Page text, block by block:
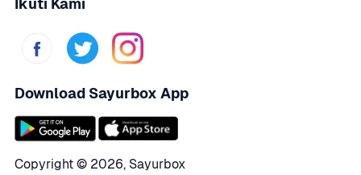
Download Sayurbox App
Copyright © 2026, Sayurbox